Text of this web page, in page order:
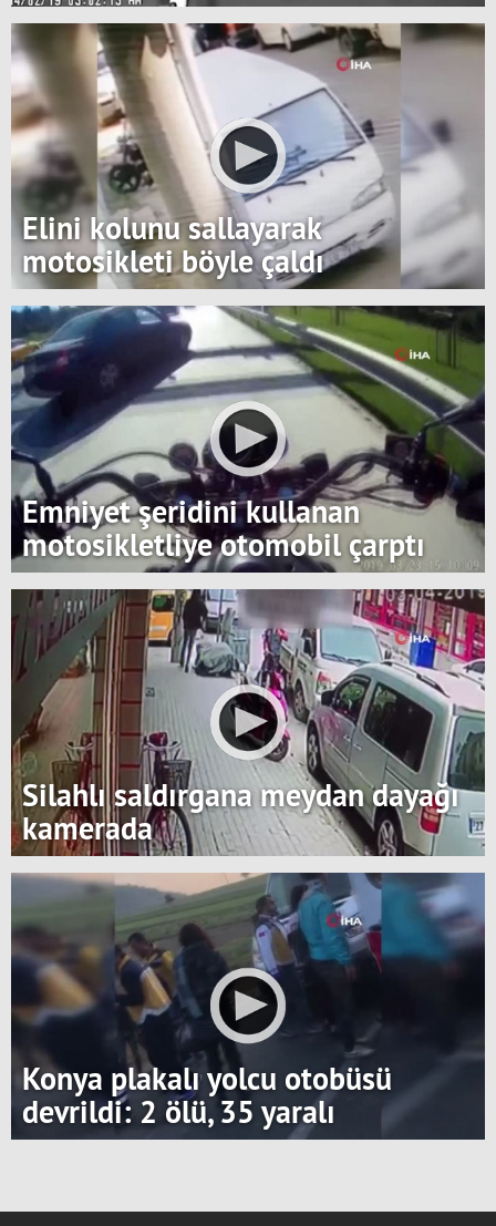
Elini kolunu sallayarak
motosikleti böyle çaldı
Emniyet şeridini kullanan
motosikletliye otomobil çarptı
Silahlı saldırgana meydan dayağı
kamerada
Konya plakalı yolcu otobüsü
devrildi: 2 ölü, 35 yaralı